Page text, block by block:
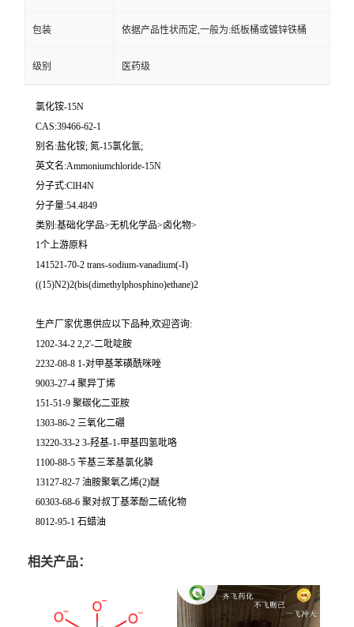
包装 依据产品性状而定,一般为:纸板桶或镀锌铁桶
级别 医药级
氯化铵-15N
CAS:39466-62-1
别名:盐化铵; 氮-15氯化氩;
英文名:Ammoniumchloride-15N
分子式:ClH4N
分子量:54.4849
类别:基础化学品>无机化学品>卤化物>
1个上游原料
141521-70-2 trans-sodium-vanadium(-I)
((15)N2)2(bis(dimethylphosphino)ethane)2
生产厂家优惠供应以下品种,欢迎咨询:
1202-34-2 2,2'-二吡啶胺
2232-08-8 1-对甲基苯磺酰咪唑
9003-27-4 聚异丁烯
151-51-9 聚碳化二亚胺
1303-86-2 三氧化二硼
13220-33-2 3-羟基-1-甲基四氢吡咯
1100-88-5 苄基三苯基氯化膦
13127-82-7 油胺聚氧乙烯(2)醚
60303-68-6 聚对叔丁基苯酚二硫化物
8012-95-1 石蜡油
相关产品：